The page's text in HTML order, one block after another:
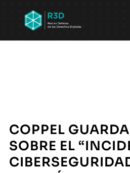
COPPEL
SOBRE EL